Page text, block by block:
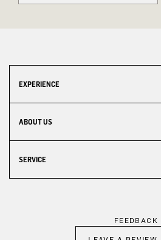
EXPERIENCE
ABOUT US
SERVICE
FEEDBACK